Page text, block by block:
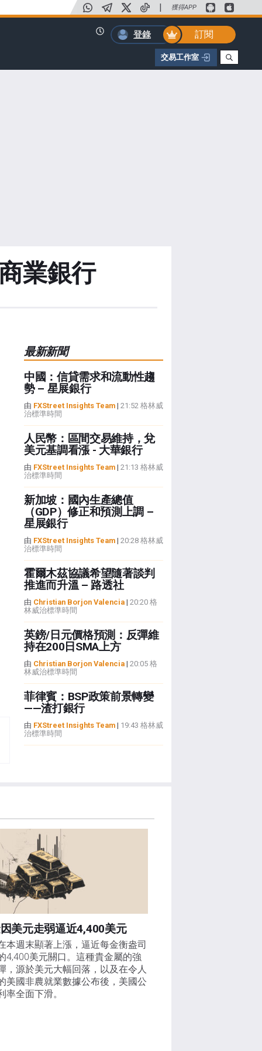
| 獲得APP
登錄 訂閱
交易工作室
業銀行
最新新聞
中國：信貸需求和流動性趨
勢 – 星展銀行
由 FXStreet Insights Team| 21:52 格林威
治標準時間
人民幣：區間交易維持，兌
美元基調看漲 - 大華銀行
由 FXStreet Insights Team| 21:13 格林威
治標準時間
新加坡：國內生產總值
（GDP）修正和預測上調 –
星展銀行
由 FXStreet Insights Team| 20:28 格林威
治標準時間
霍爾木茲協議希望隨著談判
推進而升溫 – 路透社
由 Christian Borjon Valencia| 20:20 格
林威治標準時間
英鎊/日元價格預測：反彈維
持在200日SMA上方
由 Christian Borjon Valencia| 20:05 格
林威治標準時間
菲律賓：BSP政策前景轉變
——渣打銀行
由 FXStreet Insights Team| 19:43 格林威
治標準時間
美元走弱逼近4,400美元
本週末顯著上漲，逼近每金衡盎司
4,400美元關口。這種貴金屬的強
，源於美元大幅回落，以及在令人
美國非農就業數據公布後，美國公
率全面下滑。